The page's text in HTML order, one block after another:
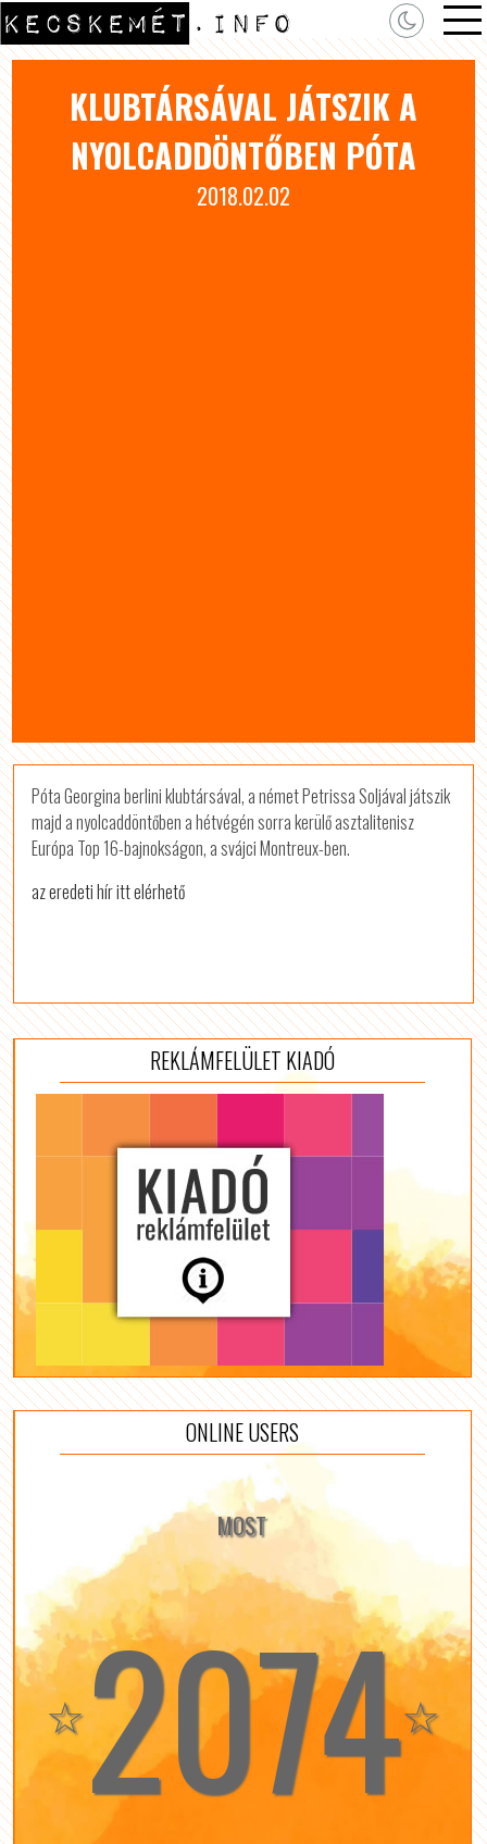
KLUBTÁRSÁVAL JÁTSZIK A
NYOLCADDÖNTŐBEN PÓTA
2018.02.02
Póta Georgina berlini klubtársával, a német Petrissa Soljával játszik
majd a nyolcaddöntőben a hétvégén sorra kerülő asztalitenisz
Európa Top 16-bajnokságon, a svájci Montreux-ben.
az eredeti hír itt elérhető
REKLÁMFELÜLET KIADÓ
ONLINE USERS
MOST
☆2074☆